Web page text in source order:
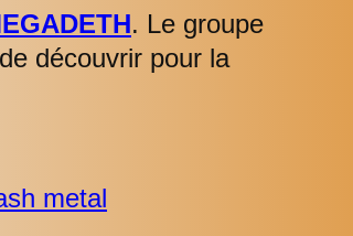
. Le groupe
découvrir pour la
metal